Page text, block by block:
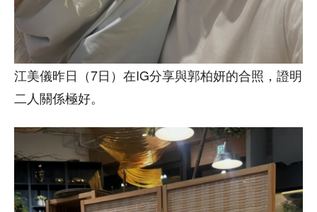
江美儀昨日（7日）在IG分享與郭柏妍的合照，證明
二人關係極好。